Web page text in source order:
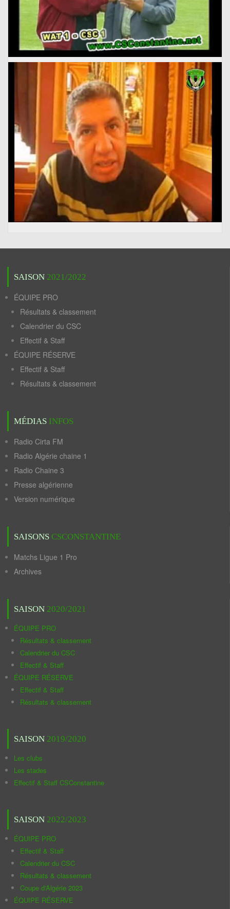
SAISON 2021/2022
ÉQUIPE PRO
Résultats & classement
Calendrier du CSC
Effectif & Staff
ÉQUIPE RÉSERVE
Effectif & Staff
Résultats & classement
MÉDIAS INFOS
Radio Cirta FM
Radio Algérie chaine 1
Radio Chaine 3
Presse algérienne
Version numérique
SAISONS CSCONSTANTINE
Matchs Ligue 1 Pro
Archives
SAISON 2020/2021
ÉQUIPE PRO
Résultats & classement
Calendrier du CSC
Effectif & Staff
ÉQUIPE RÉSERVE
Effectif & Staff
Résultats & classement
SAISON 2019/2020
Les clubs
Les stades
Effectif & Staff CSConstantine
SAISON 2022/2023
ÉQUIPE PRO
Effectif & Staff
Calendrier du CSC
Résultats & classement
Coupe d'Algérie 2023
ÉQUIPE RÉSERVE